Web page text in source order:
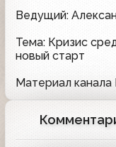
Ведущий:
Тема: Кризис
новый старт
Материал